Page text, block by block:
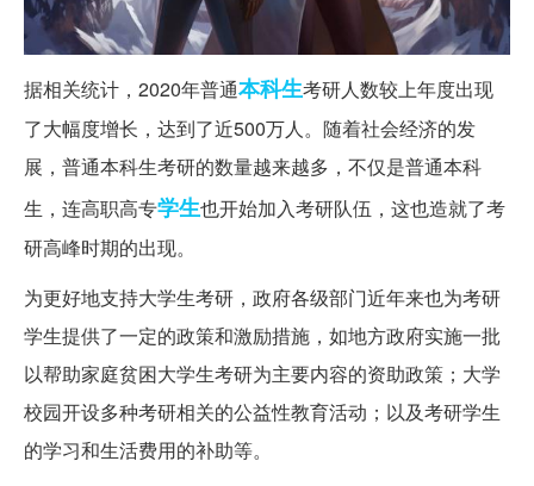
据相关统计，2020年普通本科生考研人数较上年度出现
了大幅度增长，达到了近500万人。随着社会经济的发
展，普通本科生考研的数量越来越多，不仅是普通本科
生，连高职高专学生也开始加入考研队伍，这也造就了考
研高峰时期的出现。
为更好地支持大学生考研，政府各级部门近年来也为考研
学生提供了一定的政策和激励措施，如地方政府实施一批
以帮助家庭贫困大学生考研为主要内容的资助政策；大学
校园开设多种考研相关的公益性教育活动；以及考研学生
的学习和生活费用的补助等。